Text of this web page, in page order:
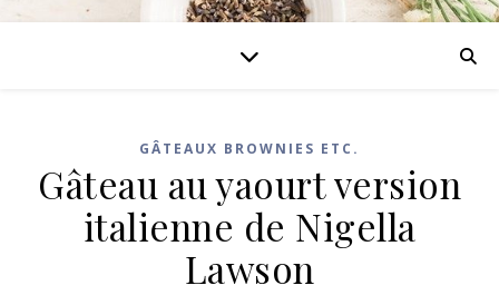
GÂTEAUX BROWNIES ETC.
Gâteau au yaourt version
italienne de Nigella
Lawson